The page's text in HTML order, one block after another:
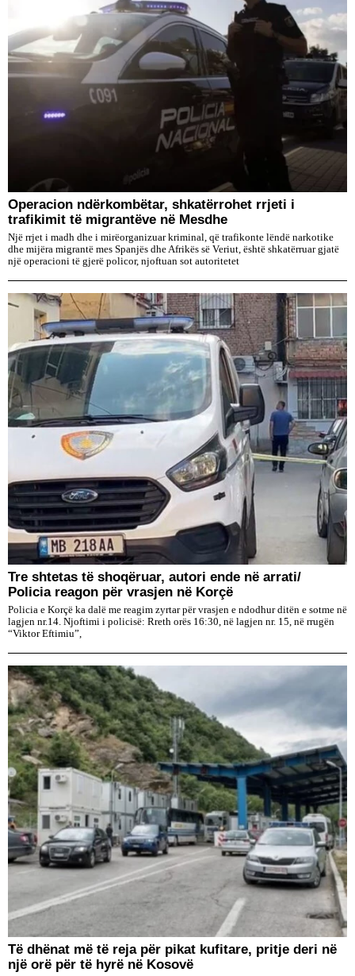
Operacion ndërkombëtar, shkatërrohet rrjeti i
trafikimit të migrantëve në Mesdhe
Një rrjet i madh dhe i mirëorganizuar kriminal, që trafikonte lëndë narkotike
dhe mijëra migrantë mes Spanjës dhe Afrikës së Veriut, është shkatërruar gjatë
një operacioni të gjerë policor, njoftuan sot autoritetet
Tre shtetas të shoqëruar, autori ende në arrati/
Policia reagon për vrasjen në Korçë
Policia e Korçë ka dalë me reagim zyrtar për vrasjen e ndodhur ditën e sotme në
lagjen nr.14. Njoftimi i policisë: Rreth orës 16:30, në lagjen nr. 15, në rrugën
“Viktor Eftimiu”,
Të dhënat më të reja për pikat kufitare, pritje deri në
një orë për të hyrë në Kosovë